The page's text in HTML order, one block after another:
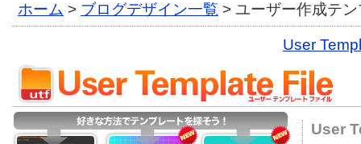
ホーム > ブログデザイン一覧 > ユーザー作成テ
User
User